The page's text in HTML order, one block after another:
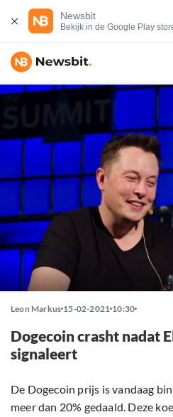
Newsbit
Bekijk in de Google Play
Leon Markus 15-02-2021 10:30
Dogecoin crasht nadat
signaleert
De Dogecoin prijs is vandaag
meer dan 20% gedaald. Deze